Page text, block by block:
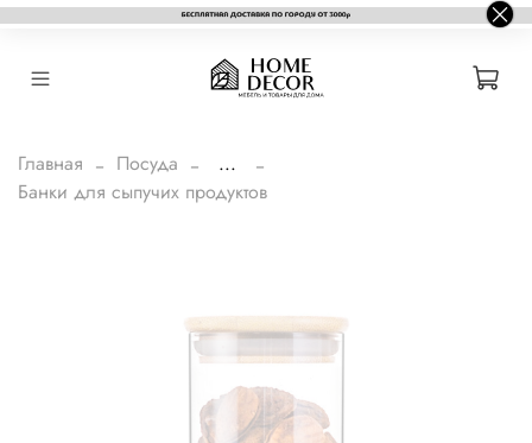
Главная Посуда
...
Банки для сыпучих продуктов